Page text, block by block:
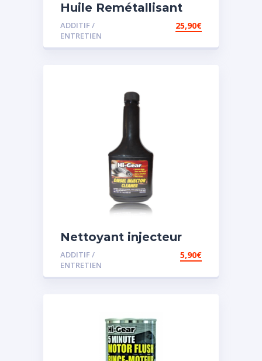
Huile Remétallisant
Moteur SMT2
ADDITIF /
ENTRETIEN
25,90€
Nettoyant injecteur
diesel
ADDITIF /
ENTRETIEN
5,90€